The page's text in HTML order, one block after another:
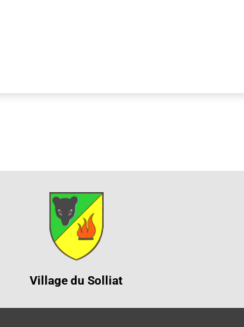
Village du Solliat